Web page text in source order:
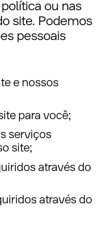
ou nas
site. Podemos
pessoais
e nossos
para você;
serviços
site;
através do
através do